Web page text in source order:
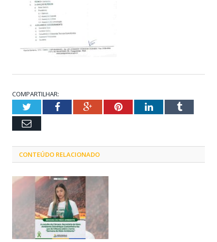
COMPARTILHAR:
TwitterFacebookGoogle+PinterestLinkedInTumblr
Email
CONTEÚDO RELACIONADO